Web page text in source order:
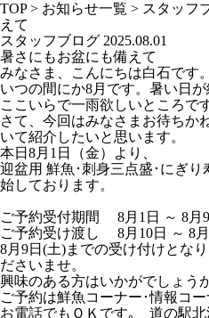
TOP> お知らせ一覧 > スタッフ
えて
スタッフブログ 2025.08.01
暑さにもお盆にも備えて
みなさま、こんにちは白石です。
いつの間にか8月です。暑い日が
ここいらで一雨欲しいところです
さて、今回はみなさまお待ちか
いて紹介したいと思います。
本日8月1日（金）より、
迎盆用 鮮魚･刺身三点盛･にぎ
始しております。
ご予約受付期間 8月1日 ～ 8月9
ご予約受け渡し 8月10日 ～ 8月
8月9日(土)までの受け付けとな
ださいませ。
興味のある方はいかがでしょうか
ご予約は鮮魚コーナー･情報コ
お電話でもＯＫです｡ 道の駅